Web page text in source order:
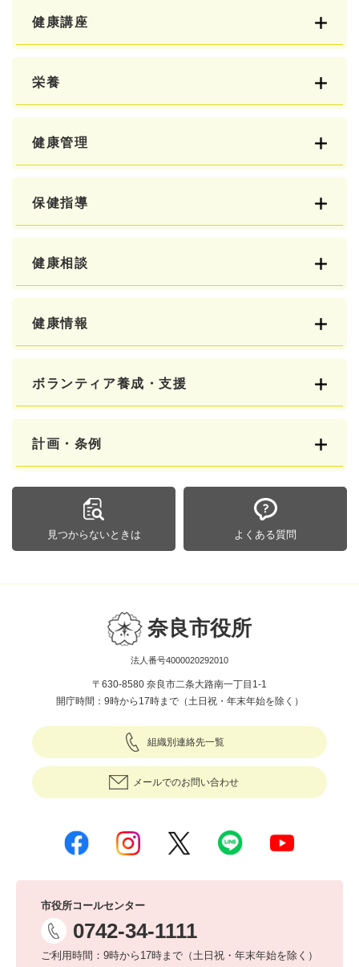
健康講座
栄養
健康管理
保健指導
健康相談
健康情報
ボランティア養成・支援
計画・条例
見つからないときは よくある質問
奈良市役所
法人番号4000020292010
〒630-8580 奈良市二条大路南一丁目1-1
開庁時間：9時から17時まで（土日祝・年末年始を除く）
組織別連絡先一覧
メールでのお問い合わせ
市役所コールセンター
0742-34-1111
ご利用時間：9時から17時まで（土日祝・年末年始を除く）